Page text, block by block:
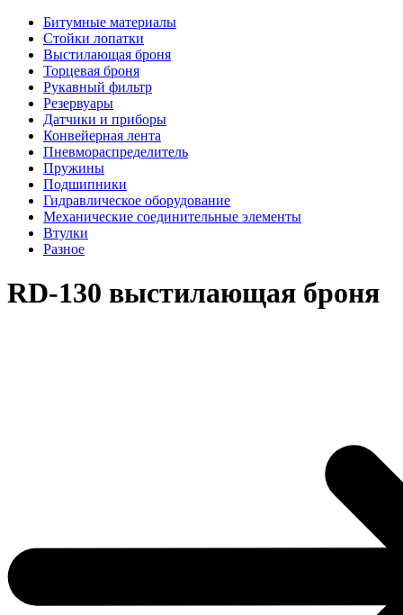
Битумные материалы
Стойки лопатки
Выстилающая броня
Торцевая броня
Рукавный фильтр
Резервуары
Датчики и приборы
Конвейерная лента
Пневмораспределитель
Пружины
Подшипники
Гидравлическое оборудование
Механические соединительные элементы
Втулки
Разное
RD-130 выстилающая броня